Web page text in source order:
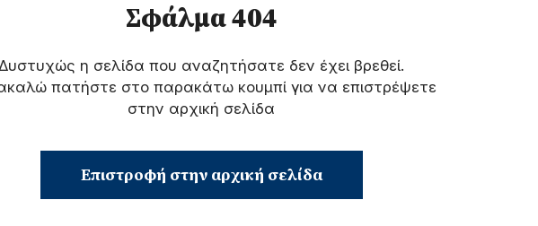
Σφάλμα 404
η σελίδα που αναζητήσατε δεν έχει βρεθεί.
πατήστε στο παρακάτω κουμπί για να επιστρέψετε
στην αρχική σελίδα
Επιστροφή στην αρχική σελίδα